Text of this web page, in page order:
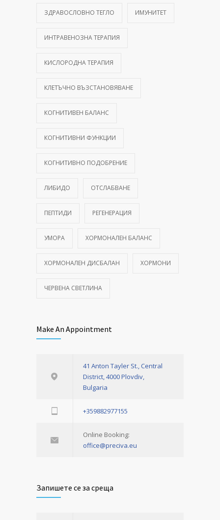
ЗДРАВОСЛОВНО ТЕГЛО ИМУНИТЕТ
ИНТРАВЕНОЗНА ТЕРАПИЯ
КИСЛОРОДНА ТЕРАПИЯ
КЛЕТЪЧНО ВЪЗСТАНОВЯВАНЕ
КОГНИТИВЕН БАЛАНС
КОГНИТИВНИ ФУНКЦИИ
КОГНИТИВНО ПОДОБРЕНИЕ
ЛИБИДО ОТСЛАБВАНЕ
ПЕПТИДИ РЕГЕНЕРАЦИЯ
УМОРА ХОРМОНАЛЕН БАЛАНС
ХОРМОНАЛЕН ДИСБАЛАН ХОРМОНИ
ЧЕРВЕНА СВЕТЛИНА
Make An Appointment
41 Anton Tayler St., Central
District, 4000 Plovdiv,
Bulgaria
+359882977155
Online Booking:
office@preciva.eu
Запишете се за среща